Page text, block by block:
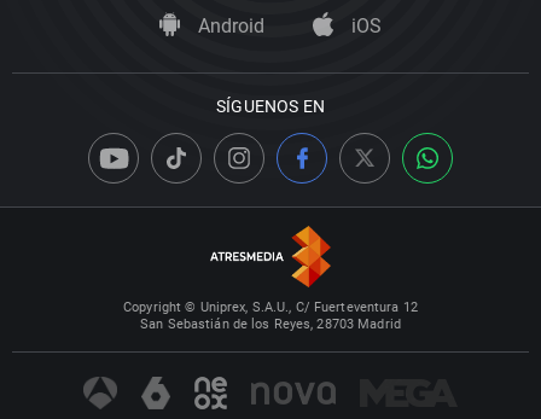
Android iOS
SÍGUENOS EN
Copyright © Uniprex, S.A.U., C/ Fuerteventura 12
San Sebastián de los Reyes, 28703 Madrid